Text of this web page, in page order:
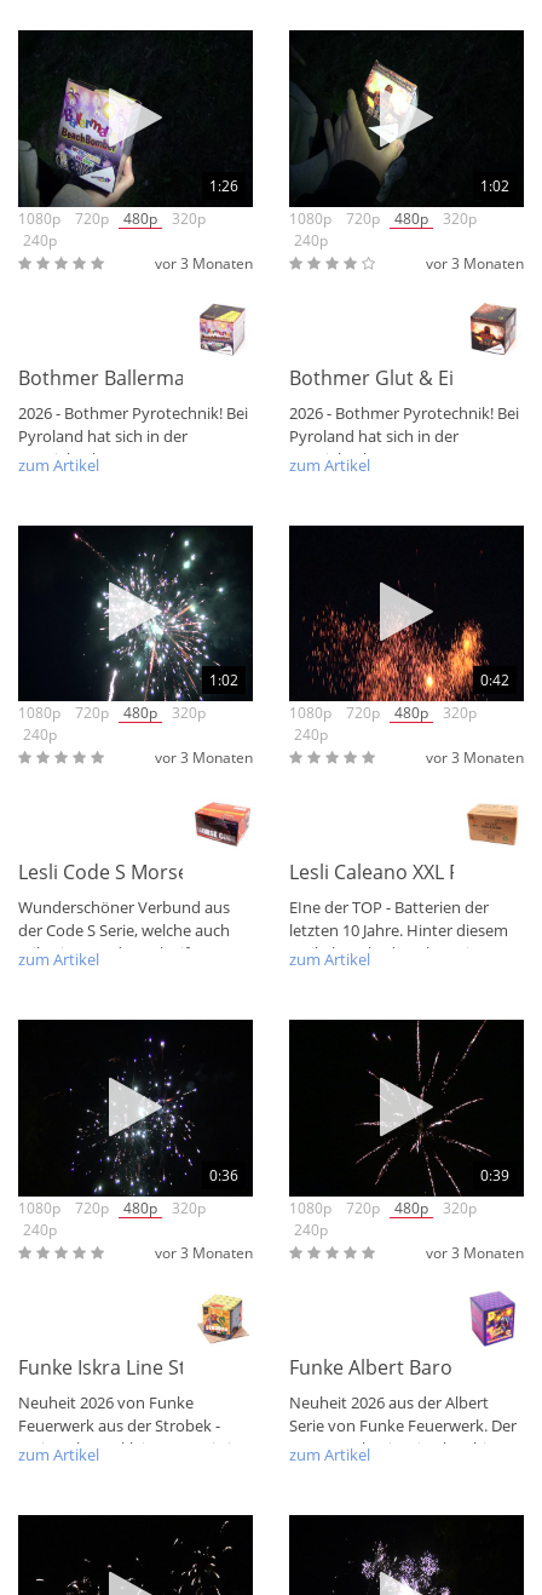
1:26
1080p
720p 480p
320p
240p
vor 3 Monaten
Bothmer Ballerman Beach Bomber
2026 - Bothmer Pyrotechnik! Bei
Pyroland hat sich in der
Vertriebsebene etwas getan.
zum Artikel
1:02
1080p
720p 480p
320p
240p
vor 3 Monaten
Bothmer Glut & Eisen 9
2026 - Bothmer Pyrotechnik! Bei
Pyroland hat sich in der
Vertriebsebene etwas getan.
zum Artikel
1:02
1080p
720p 480p
320p
240p
vor 3 Monaten
Lesli Code S Morse Code
Wunderschöner Verbund aus
der Code S Serie, welche auch
teilweise aus der Xqlusif-
zum Artikel
0:42
1080p
720p 480p
320p
240p
vor 3 Monaten
Lesli Caleano XXL
EIne der TOP - Batterien der
letzten 10 Jahre. Hinter diesem
Artikel steckt der Olymp in
zum Artikel
0:36
1080p
720p 480p
320p
240p
vor 3 Monaten
Funke Iskra Line Strobek
Neuheit 2026 von Funke
Feuerwerk aus der Strobek -
Serie. Schöne, kleine Batterie in
zum Artikel
0:39
1080p
720p 480p
320p
240p
vor 3 Monaten
Funke Albert Baron Brokat
Neuheit 2026 aus der Albert
Serie von Funke Feuerwerk. Der
Baron Brokat ist eine krachige 16
zum Artikel